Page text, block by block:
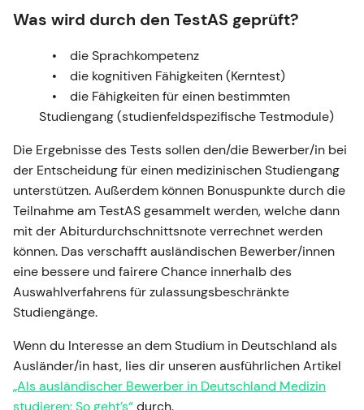
Was wird durch den TestAS geprüft?
die Sprachkompetenz
die kognitiven Fähigkeiten (Kerntest)
die Fähigkeiten für einen bestimmten
Studiengang (studienfeldspezifische Testmodule)
Die Ergebnisse des Tests sollen den/die Bewerber/in bei
der Entscheidung für einen medizinischen Studiengang
unterstützen. Außerdem können Bonuspunkte durch die
Teilnahme am TestAS gesammelt werden, welche dann
mit der Abiturdurchschnittsnote verrechnet werden
können. Das verschafft ausländischen Bewerber/innen
eine bessere und fairere Chance innerhalb des
Auswahlverfahrens für zulassungsbeschränkte
Studiengänge.
Wenn du Interesse an dem Studium in Deutschland als
Ausländer/in hast, lies dir unseren ausführlichen Artikel
„Als ausländischer Bewerber in Deutschland Medizin
studieren: So geht’s“durch.